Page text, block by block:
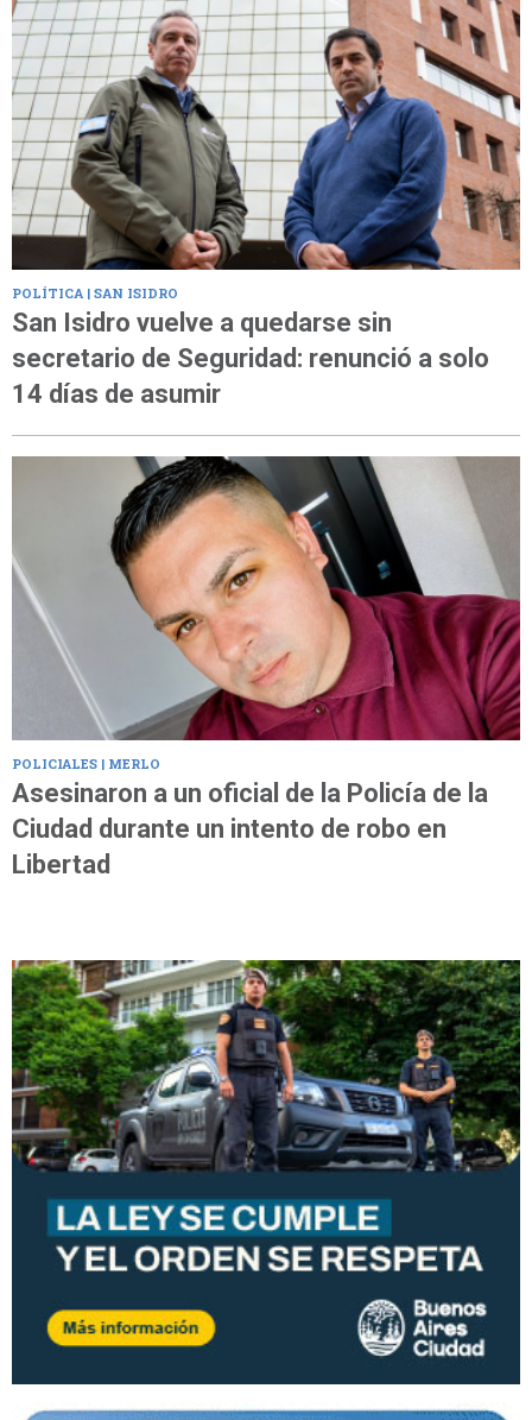
POLÍTICA | SAN ISIDRO
San Isidro vuelve a quedarse sin
secretario de Seguridad: renunció a solo
14 días de asumir
POLICIALES | MERLO
Asesinaron a un oficial de la Policía de la
Ciudad durante un intento de robo en
Libertad